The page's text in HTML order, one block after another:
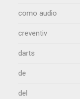
como audio
creventiv
darts
de
del